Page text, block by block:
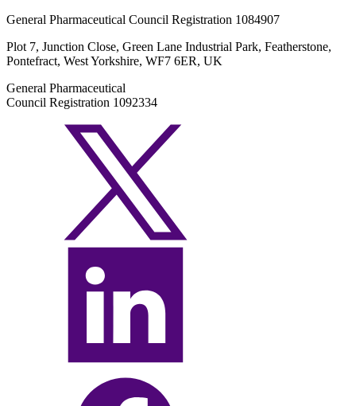
General Pharmaceutical Council Registration 1084907
Plot 7, Junction Close, Green Lane Industrial Park, Featherstone,
Pontefract, West Yorkshire, WF7 6ER, UK
General Pharmaceutical
Council Registration 1092334